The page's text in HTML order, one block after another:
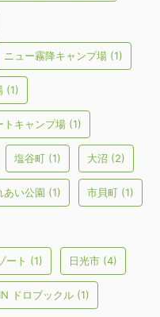
ニュー霧降キャンプ場 (1)
(1)
トキャンプ場 (1)
塩谷町 (1) 大沼 (2)
あい公園 (1) 市貝町 (1)
ート (1) 日光市 (4)
ドロブックル (1)